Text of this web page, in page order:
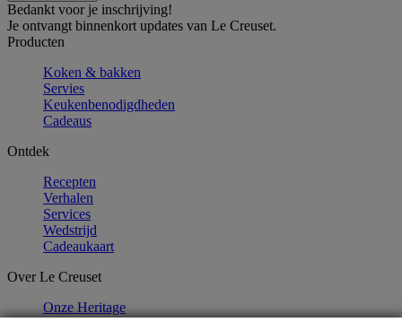
Bedankt voor je inschrijving!
Je ontvangt binnenkort updates van Le Creuset.
Producten
Koken & bakken
Servies
Keukenbenodigdheden
Cadeaus
Ontdek
Recepten
Verhalen
Services
Wedstrijd
Cadeaukaart
Over Le Creuset
Onze Heritage